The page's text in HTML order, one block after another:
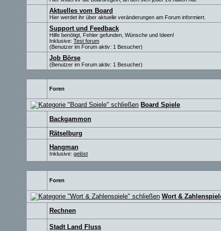
Aktuelles vom Board
Hier werdet ihr über aktuelle veränderungen am Forum informiert.
Support und Feedback
Hilfe benötigt, Fehler gefunden, Wünsche und Ideen!
Inklusive: Test forum
(Benutzer im Forum aktiv: 1 Besucher)
Job Börse
(Benutzer im Forum aktiv: 1 Besucher)
Foren
Board Spiele
Backgammon
Rätselburg
Hangman
Inklusive: gelöst
Foren
Wort &
Rechnen
Stadt Land Fluss